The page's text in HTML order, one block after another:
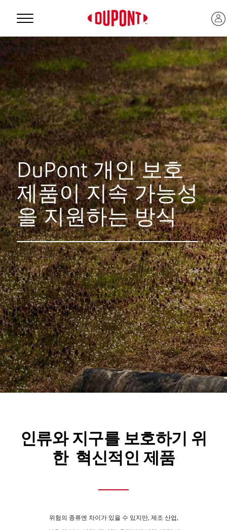
Personal Protection
™
DuPont 개인 보호
제품이 지속 가능성
을 지원하는 방식
인류와 지구를 보호하기 위
한 혁신적인 제품
위험의 종류엔 차이가 있을 수 있지만, 제조 산업,